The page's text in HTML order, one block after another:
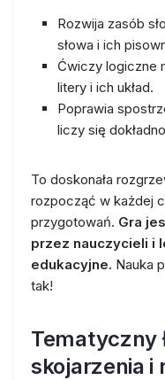
Rozwija zasób
słowa i ich
Ćwiczy logiczne
litery i ich układ.
Poprawia
liczy się
To doskonała
rozpocząć w każdej
przygotowań. Gra
przez nauczycieli i
edukacyjne. Nauka
tak!
Tematyczny
skojarzenia i